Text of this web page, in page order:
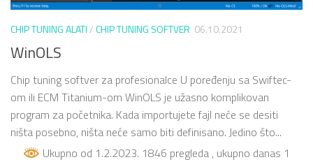
CHIP TUNING ALATI/CHIP TUNING SOFTVER 06.10.2021
WinOLS
Chip tuning softver za profesionalce U poređenju sa Swiftec-
om ili ECM Titanium-om WinOLS je užasno komplikovan
program za početnika. Kada importujete fajl neće se desiti
ništa posebno, ništa neće samo biti definisano. Jedino što...
Ukupno od 1.2.2023. 1846 pregleda , ukupno danas 1